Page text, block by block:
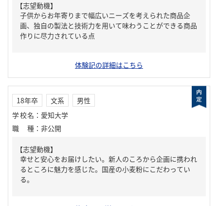
【志望動機】
子供からお年寄りまで幅広いニーズを考えられた商品企
画、独自の製法と技術力を用いて味わうことができる商品
作りに尽力されている点
体験記の詳細はこちら
18年卒 文系
男性
学校名 ： 愛知大学
職種 ： 非公開
【志望動機】
幸せと安心をお届けしたい。新人のころから企画に携われ
るところに魅力を感じた。国産の小麦粉にこだわってい
る。